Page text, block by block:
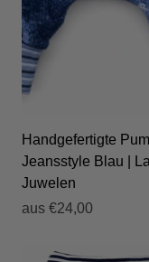
Handgefertigte
Jeansstyle Blau |
Juwelen
aus €24,00